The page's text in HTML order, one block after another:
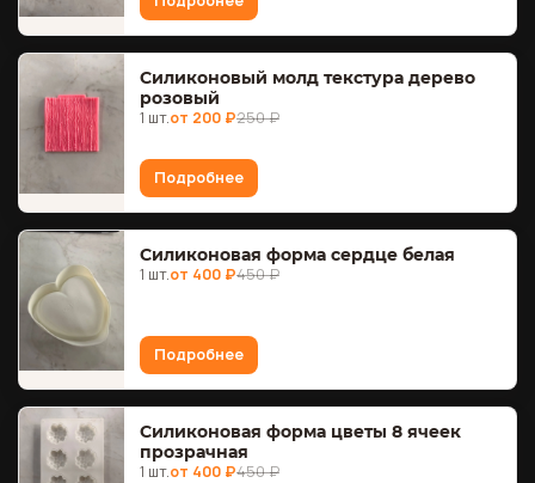
Силиконовый молд текстура дерево
розовый
1 шт.от 200 ₽250 ₽
Подробнее
Силиконовая форма сердце белая
1 шт.от 400 ₽450 ₽
Подробнее
Силиконовая форма цветы 8 ячеек
прозрачная
1 шт.от 400 ₽450 ₽